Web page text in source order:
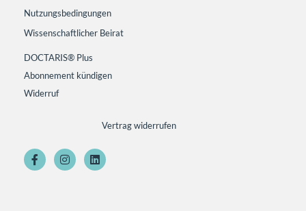
Nutzungsbedingungen
Wissenschaftlicher Beirat
DOCTARIS® Plus
Abonnement kündigen
Widerruf
Vertrag widerrufen